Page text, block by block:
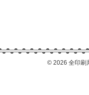
© 2026 全印刷